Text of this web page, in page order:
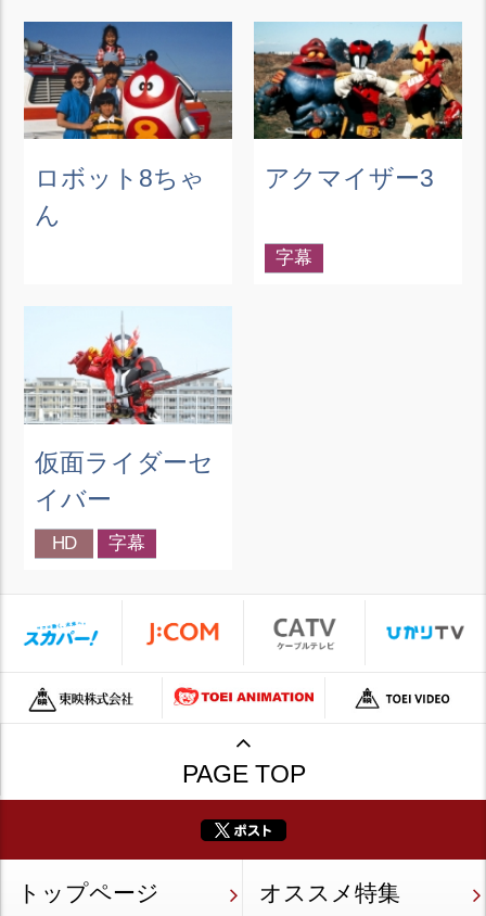
ロボット8ちゃ
ん
アクマイザー3
字幕
仮面ライダーセ
イバー
HD 字幕
PAGE TOP
トップページ オススメ特集